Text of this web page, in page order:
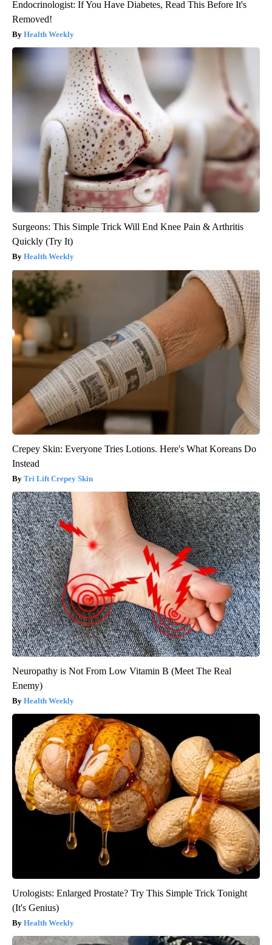
Endocrinologist: If You Have Diabetes, Read This Before It's
Removed!
Health Weekly
Surgeons: This Simple Trick Will End Knee Pain & Arthritis
Quickly (Try It)
Health Weekly
Crepey Skin: Everyone Tries Lotions. Here's What Koreans Do
Instead
Tri Lift Crepey Skin
Neuropathy is Not From Low Vitamin B (Meet The Real
Enemy)
Health Weekly
Urologists: Enlarged Prostate? Try This Simple Trick Tonight
(It's Genius)
Health Weekly